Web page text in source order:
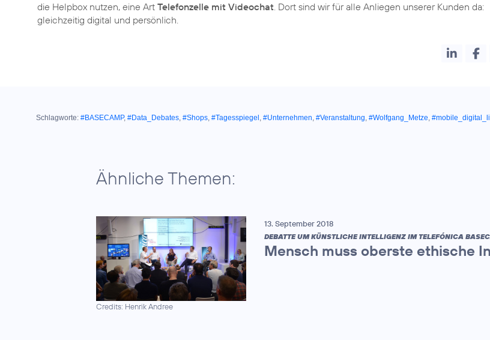
die Helpbox nutzen, eine Art Telefonzelle mit Videochat. Dort sind wir für alle Anliegen unserer Kunden da:
gleichzeitig digital und persönlich.
Schlagworte: #BASECAMP, #Data_Debates, #Shops, #Tagesspiegel , #Unternehmen, #Veranstaltung, #Wolfgang_Metze,
Ähnliche Themen:
Credits: Henrik Andree
13. September 2018
DEBATTE UM KÜNSTLICHE INTELLIGENZ IM TELEFÓNICA
Mensch muss oberste ethische